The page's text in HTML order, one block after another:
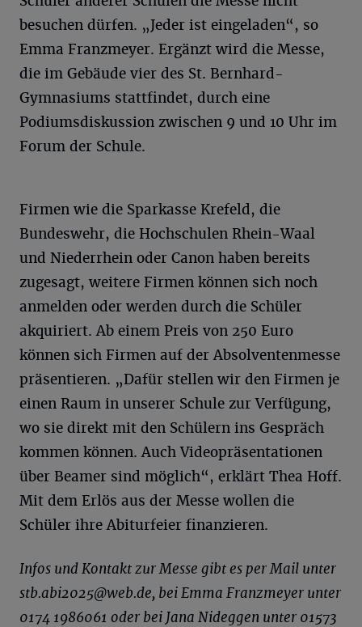
besuchen dürfen. „Jeder ist eingeladen“, so
Emma Franzmeyer. Ergänzt wird die Messe,
die im Gebäude vier des St. Bernhard-
Gymnasiums stattfindet, durch eine
Podiumsdiskussion zwischen 9 und 10 Uhr im
Forum der Schule.
Firmen wie die Sparkasse Krefeld, die
Bundeswehr, die Hochschulen Rhein-Waal
und Niederrhein oder Canon haben bereits
zugesagt, weitere Firmen können sich noch
anmelden oder werden durch die Schüler
akquiriert. Ab einem Preis von 250 Euro
können sich Firmen auf der Absolventenmesse
präsentieren. „Dafür stellen wir den Firmen je
einen Raum in unserer Schule zur Verfügung,
wo sie direkt mit den Schülern ins Gespräch
kommen können. Auch Videopräsentationen
über Beamer sind möglich“, erklärt Thea Hoff.
Mit dem Erlös aus der Messe wollen die
Schüler ihre Abiturfeier finanzieren.
Infos und Kontakt zur Messe gibt es per Mail unter
stb.abi2025@web.de, bei Emma Franzmeyer unter
0174 1986061 oder bei Jana Nideggen unter 01573